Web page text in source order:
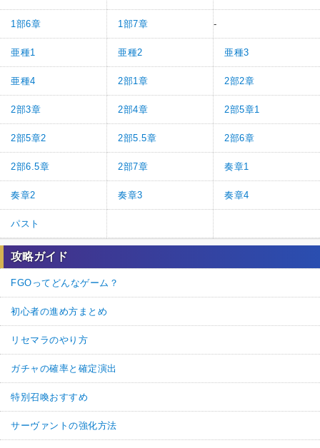
1部6章 1部7章 -
亜種1 亜種2 亜種3
亜種4 2部1章 2部2章
2部3章 2部4章 2部5章1
2部5章2 2部5.5章 2部6章
2部6.5章 2部7章 奏章1
奏章2 奏章3 奏章4
パスト
攻略ガイド
FGOってどんなゲーム？
初心者の進め方まとめ
リセマラのやり方
ガチャの確率と確定演出
特別召喚おすすめ
サーヴァントの強化方法